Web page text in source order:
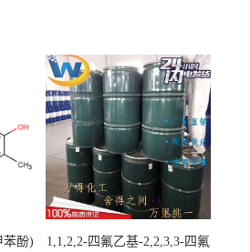
苯酚)
1,1,2,2-四氟乙基-2,2,3,3-四氟